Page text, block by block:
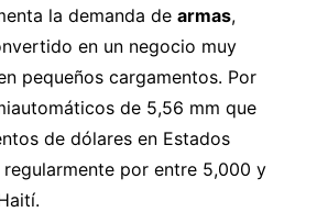
la demanda de armas,
en un negocio muy
pequeños cargamentos. Por
de 5,56 mm que
de dólares en Estados
regularmente por entre 5,000 y